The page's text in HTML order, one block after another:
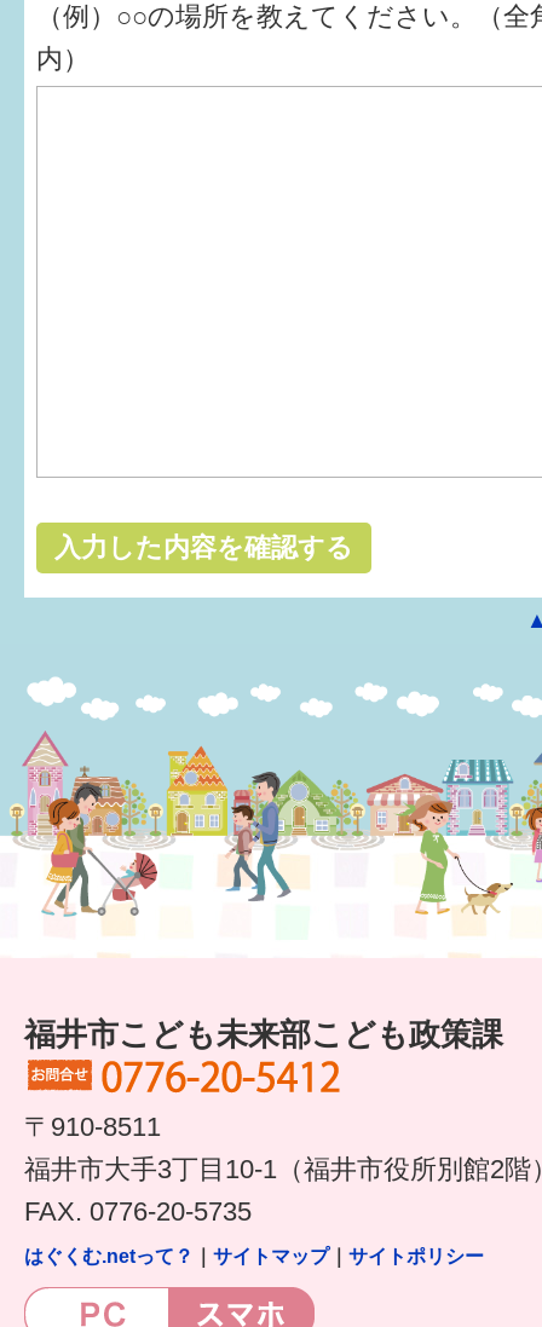
（例）○○の場所を教えてください。（全
内）
福井市こども未来部こども政策課
〒910-8511
福井市大手3丁目10-1（福井市役所別館2階
FAX. 0776-20-5735
はぐくむ.netって？ サイトマップ｜ サイトポリシー
なるほどコラム
メールマガジン
パパもママも子育て
すまいるサポート行事案内